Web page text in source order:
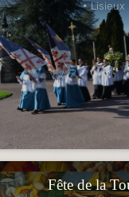
• Lisieux
Fête de la